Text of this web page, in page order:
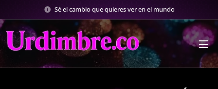
Sé el cambio que quieres ver en el mundo